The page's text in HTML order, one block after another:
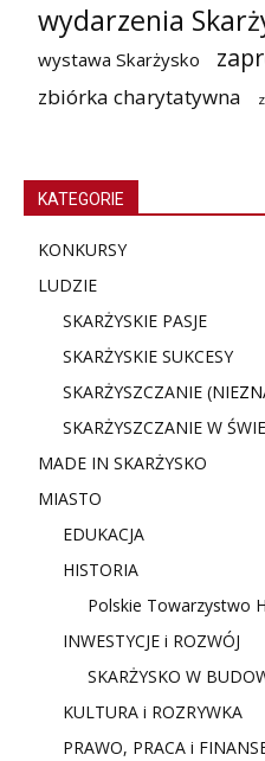
wydarzenia
wystawa Skarżysko
zbiórka charytatywna
KATEGORIE
KONKURSY
LUDZIE
SKARŻYSKIE PASJE
SKARŻYSKIE SUKCESY
SKARŻYSZCZANIE (NIE
SKARŻYSZCZANIE W
MADE IN SKARŻYSKO
MIASTO
EDUKACJA
HISTORIA
Polskie Towarzystwo
INWESTYCJE i ROZWÓJ
SKARŻYSKO W
KULTURA i ROZRYWKA
PRAWO, PRACA i